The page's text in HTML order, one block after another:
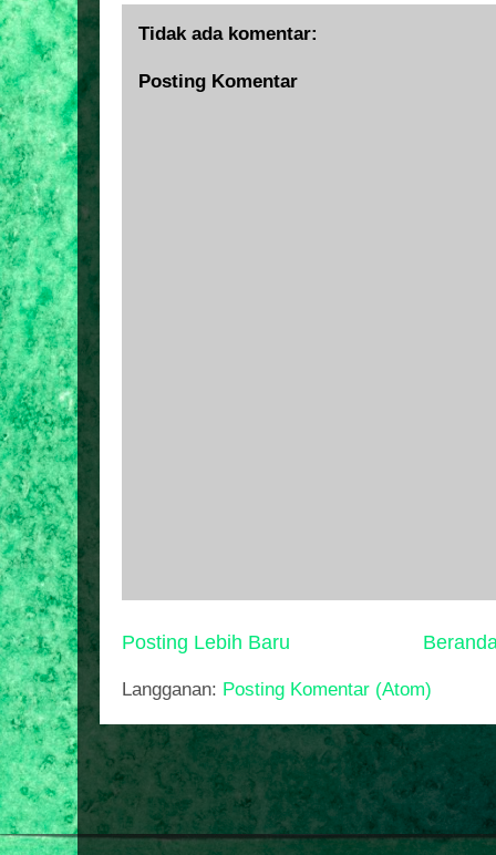
Tidak ada komentar:
Posting Komentar
Posting Lebih Baru
Langganan: Posting Komentar (Atom)